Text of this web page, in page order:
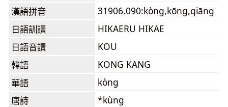
漢語拼音
31906.090:kòng,kōng,qiāng
日語訓讀
HIKAERU HIKAE
日語音讀
KOU
韓語
KONG KANG
華語
kòng
唐詩
*kùng